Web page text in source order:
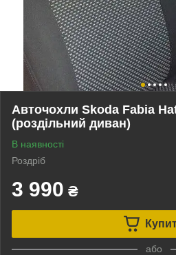
Авточохли Skoda Fabia
(роздільний диван)
В наявності
Роздріб
3 990 ₴
або